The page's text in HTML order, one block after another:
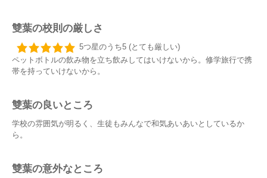
雙葉の校則の厳しさ
5つ星のうち5 (とても厳しい)
ペットボトルの飲み物を立ち飲みしてはいけないから。修学旅行で携
帯を持っていけないから。
雙葉の良いところ
学校の雰囲気が明るく、生徒もみんなで和気あいあいとしているか
ら。
雙葉の意外なところ